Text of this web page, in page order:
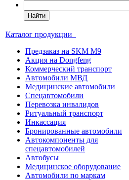
Найти
Каталог продукции
Предзаказ на SKM M9
Акция на Dongfeng
Коммерческий транспорт
Автомобили МВД
Медицинские автомобили
Спецавтомобили
Перевозка инвалидов
Ритуальный транспорт
Инкассация
Бронированные автомобили
Автокомпоненты для
спецавтомобилей
Автобусы
Медицинское оборудование
Автомобили по маркам